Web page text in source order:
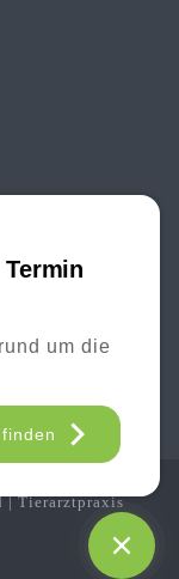
um die
| Tierarztpraxis